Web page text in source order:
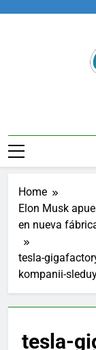
Home
Elon Musk
en nueva
tesla-
kompanii-
tesla-